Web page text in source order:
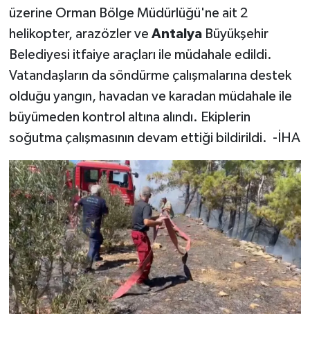
üzerine Orman Bölge Müdürlüğü'ne ait 2
helikopter, arazözler ve AntalyaBüyükşehir
Belediyesi itfaiye araçları ile müdahale edildi.
Vatandaşların da söndürme çalışmalarına destek
olduğu yangın, havadan ve karadan müdahale ile
büyümeden kontrol altına alındı. Ekiplerin
soğutma çalışmasının devam ettiği bildirildi. -İHA